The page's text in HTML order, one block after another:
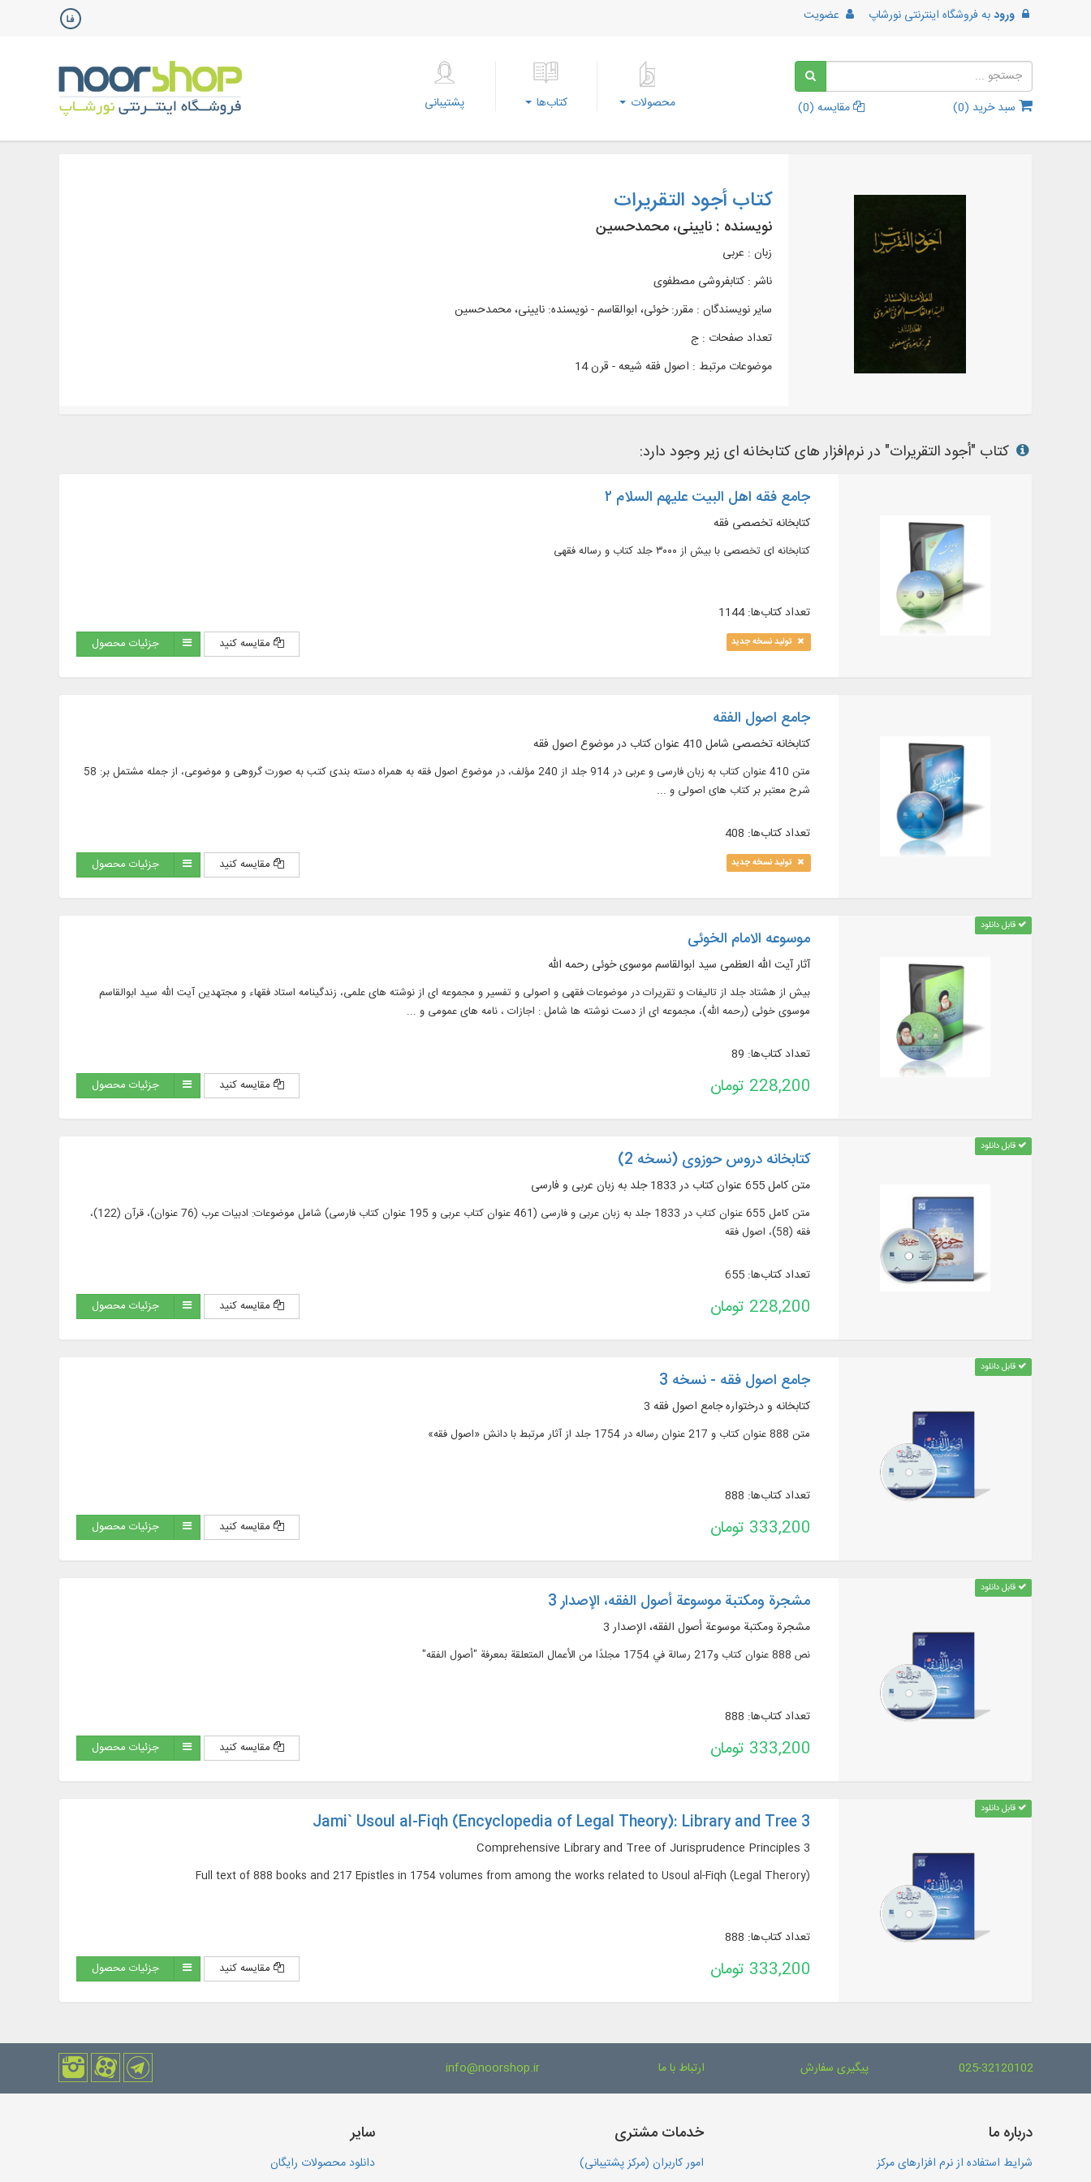
ورودبه فروشگاه اینترنتی نورشاپ عضویت
سبد خرید (0
) مقایسه (0
) محصولات کتاب‌ها پشتیبانی
کتاب أجود التقریرات
نویسنده : نایینی، محمدحسین
زبان : عربی
ناشر : کتابفروشی مصطفوی
سایر نویسندگان : مقرر: خوئی، ابوالقاسم - نویسنده: نایینی، محمدحسین
تعداد صفحات : ج
موضوعات مرتبط : اصول فقه شیعه - قرن 14
کتاب "أجود التقریرات" در نرم‌افزار های کتابخانه ای زیر وجود دارد:
جامع فقه اهل البیت علیهم السلام ۲
کتابخانه تخصصی فقه
کتابخانه ای تخصصی با بیش از ۳۰۰۰ جلد کتاب و رساله فقهی
تعداد کتاب‌ها: 1144
تولید نسخه جدید مقایسه کنید جزئیات محصول
جامع اصول الفقه
کتابخانه تخصصی شامل 410 عنوان کتاب در موضوع اصول فقه
متن 410 عنوان کتاب به زبان فارسی و عربی در 914 جلد از 240 مؤلف، در موضوع اصول فقه به همراه دسته بندی کتب به صورت گروهی و موضوعی، از جمله مشتمل بر: 58
شرح معتبر بر کتاب های اصولی و ...
تعداد کتاب‌ها: 408
تولید نسخه جدید مقایسه کنید جزئیات محصول
قابل دانلود
موسوعه الامام الخوئی
آثار آیت الله العظمی سید ابوالقاسم موسوی خوئی رحمه الله
بیش از هشتاد جلد از تالیفات و تقریرات در موضوعات فقهى و اصولى و تفسیر و مجموعه اى از نوشته هاى علمى، زندگینامه استاد فقهاء و مجتهدین آیت الله سید ابوالقاسم
موسوى خوئی (رحمه الله)، مجموعه اى از دست نوشته ها شامل : اجازات ، نامه هاى عمومى و ...
تعداد کتاب‌ها: 89
228,200 تومان مقایسه کنید جزئیات محصول
قابل دانلود
کتابخانه دروس حوزوی (نسخه 2)
متن کامل 655 عنوان کتاب در 1833 جلد به زبان عربی و فارسی
متن کامل 655 عنوان کتاب در 1833 جلد به زبان عربی و فارسی (461 عنوان کتاب عربی و 195 عنوان کتاب فارسی) شامل موضوعات: ادبیات عرب (76 عنوان)، قرآن (122)،
فقه (58)، اصول فقه
تعداد کتاب‌ها: 655
228,200 تومان مقایسه کنید جزئیات محصول
قابل دانلود
جامع اصول فقه - نسخه 3
کتابخانه و درختواره جامع اصول فقه 3
متن 888 عنوان کتاب و 217 عنوان رساله در 1754 جلد از آثار مرتبط با دانش «اصول فقه»
تعداد کتاب‌ها: 888
333,200 تومان مقایسه کنید جزئیات محصول
قابل دانلود
مشجرة ومكتبة موسوعة أصول الفقه، الإصدار 3
مشجرة ومكتبة موسوعة أصول الفقه، الإصدار 3
نص 888 عنوان كتاب و217 رسالة في 1754 مجلدًا من الأعمال المتعلقة بمعرفة "أصول الفقه"
تعداد کتاب‌ها: 888
333,200 تومان مقایسه کنید جزئیات محصول
قابل دانلود
Jami` Usoul al-Fiqh (Encyclopedia of Legal Theory): Library and Tree 3
Comprehensive Library and Tree of Jurisprudence Principles 3
Full text of 888 books and 217 Epistles in 1754 volumes from among the works related to Usoul al-Fiqh (Legal Therory)
تعداد کتاب‌ها: 888
333,200 تومان مقایسه کنید جزئیات محصول
025-32120102 پیگیری سفارش ارتباط با ما info@noorshop.ir
درباره ما
شرایط استفاده از نرم افزارهای مرکز
خدمات مشتری
امور کاربران (مرکز پشتیبانی)
سایر
دانلود محصولات رایگان